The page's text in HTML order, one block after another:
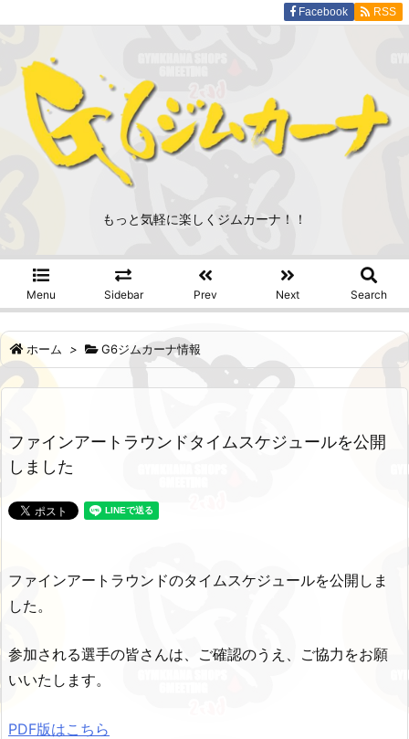
もっと気軽に楽しくジムカーナ！！
Menu Sidebar Prev Next Search
Facebook RSS
ホーム > G6ジムカーナ情報
ファインアートラウンドタイムスケジュールを公開
しました
ファインアートラウンドのタイムスケジュールを公開しま
した。
参加される選手の皆さんは、ご確認のうえ、ご協力をお願
いいたします。
PDF版はこちら